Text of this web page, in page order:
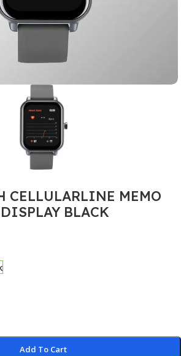
CELLULARLINE MEMO
BLACK
Add To Cart